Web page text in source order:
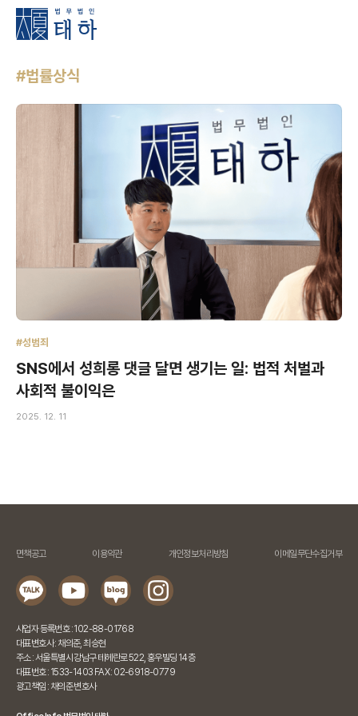
#법률상식
#성범죄
SNS에서 성희롱 댓글 달면 생기는 일: 법적 처벌과
사회적 불이익은
2025. 12. 11
면책공고 이용약관 개인정보처리방침 이메일무단수집거부
사업자 등록번호 : 102-88-01768
대표변호사 : 채의준, 최승현
주소 : 서울특별시 강남구 테헤란로 522, 홍우빌딩 14층
대표번호 : 1533-1403 FAX : 02-6918-0779
광고책임 : 채의준 변호사